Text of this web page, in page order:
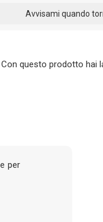
Con questo prodotto hai
per